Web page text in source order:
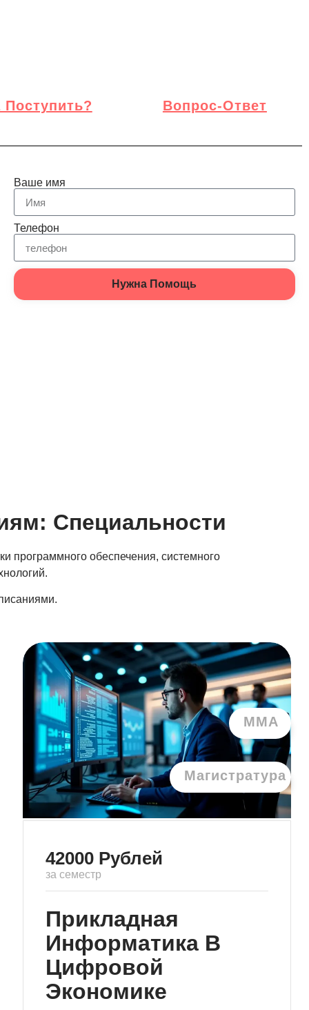
Поступить? Вопрос-Ответ
Ваше имя
Телефон
Нужна Помощь
Специальности
программного обеспечения, системного
ММА
Магистратура
42000Рублей
за семестр
Прикладная
Информатика В
Цифровой
Экономике